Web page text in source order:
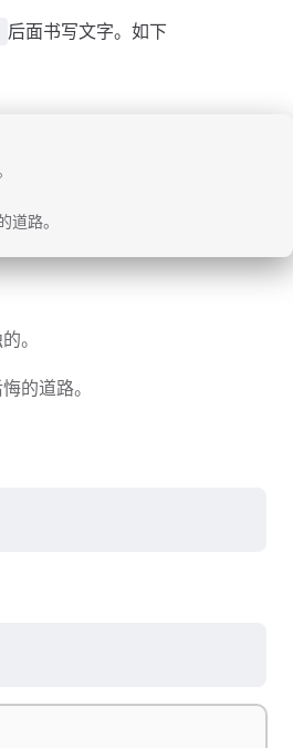
后面书写文字。如下
道路。
。
的道路。